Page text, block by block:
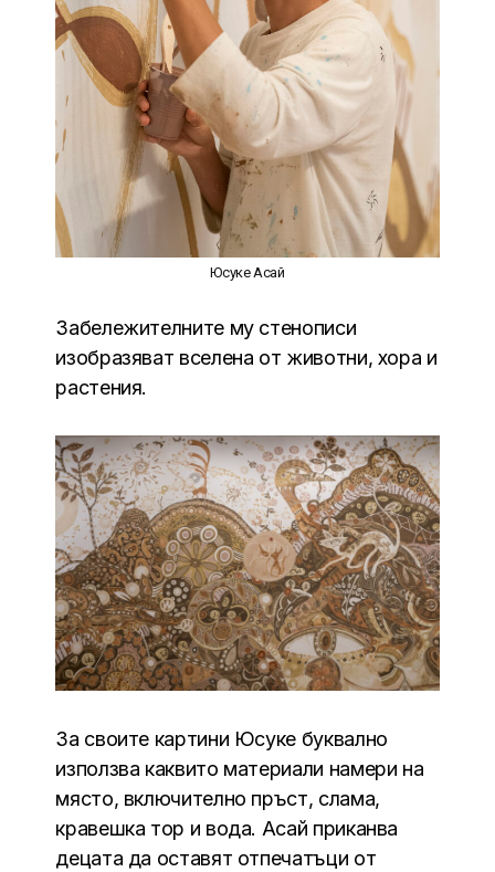
Юсуке Асай
Забележителните му стенописи
изобразяват вселена от животни, хора и
растения.
За своите картини Юсуке буквално
използва каквито материали намери на
място, включително пръст, слама,
кравешка тор и вода. Асай приканва
децата да оставят отпечатъци от